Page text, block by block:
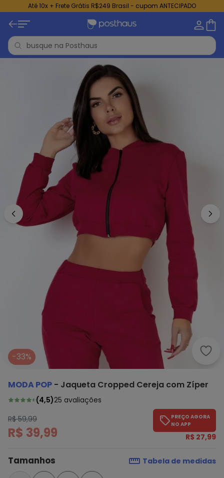
Até 10x + Frete Grátis R$249 Brasil - cupom ANTECIPADO
-33%
MODA POP - Jaqueta Cropped Cereja com Zíper
(4,5)25 avaliações
R$ 59,99
R$ 39,99
PREÇO AGORA
NO APP
R$ 27,99
Tamanhos Tabela de medidas